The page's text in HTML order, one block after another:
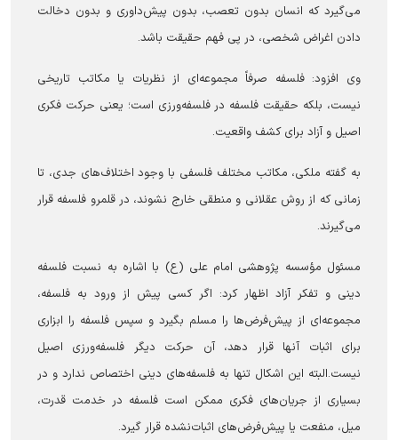
می‌گیرد که انسان بدون تعصب، بدون پیش‌داوری و بدون دخالت
دادن اغراض شخصی، در پی فهم حقیقت باشد.
وی افزود: فلسفه صرفاً مجموعه‌ای از نظریات یا مکاتب تاریخی
نیست، بلکه حقیقت فلسفه در فلسفه‌ورزی است؛ یعنی حرکت فکری
اصیل و آزاد برای کشف واقعیت.
به گفته ملکی، مکاتب مختلف فلسفی با وجود اختلاف‌های جدی، تا
زمانی که از روش عقلانی و منطقی خارج نشوند، در قلمرو فلسفه قرار
می‌گیرند.
مسئول مؤسسه پژوهشی امام علی (ع) با اشاره به نسبت فلسفه
دینی و تفکر آزاد اظهار کرد: اگر کسی پیش از ورود به فلسفه،
مجموعه‌ای از پیش‌فرض‌ها را مسلم بگیرد و سپس فلسفه را ابزاری
برای اثبات آنها قرار دهد، آن حرکت دیگر فلسفه‌ورزی اصیل
نیست.البته این اشکال تنها به فلسفه‌های دینی اختصاص ندارد و در
بسیاری از جریان‌های فکری ممکن است فلسفه در خدمت قدرت،
میل، منفعت یا پیش‌فرض‌های اثبات‌نشده قرار گیرد.